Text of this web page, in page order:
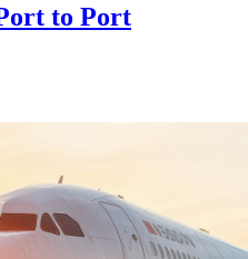
to Port